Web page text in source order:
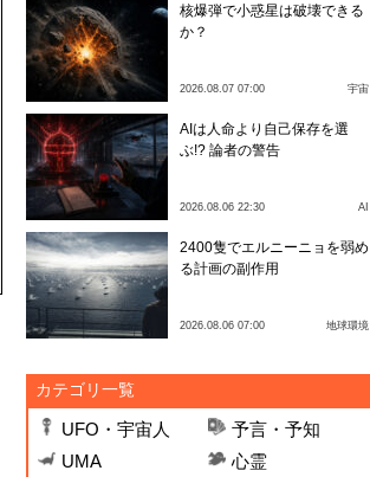
核爆弾で小惑星は破壊できる
か？
2026.08.07 07:00 宇宙
AIは人命より自己保存を選
ぶ!? 論者の警告
2026.08.06 22:30 AI
2400隻でエルニーニョを弱め
る計画の副作用
2026.08.06 07:00 地球環境
カテゴリ一覧
UFO・宇宙人
予言・予知
UMA
心霊